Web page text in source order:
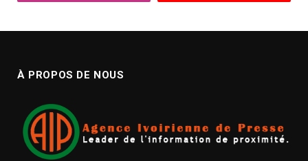
À PROPOS DE NOUS